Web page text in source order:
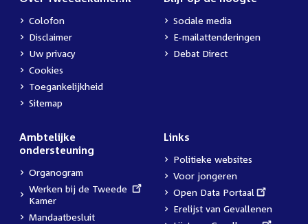
Colofon
Disclaimer
Uw privacy
Cookies
Toegankelijkheid
Sitemap
Sociale media
E-mailattenderingen
Debat Direct
Ambtelijke
ondersteuning
Organogram
External
link:
Werken bij de Tweede
Kamer
Mandaatbesluit
Links
Politieke websites
Voor jongeren
External
link:
Open Data Portaal
Erelijst van Gevallenen